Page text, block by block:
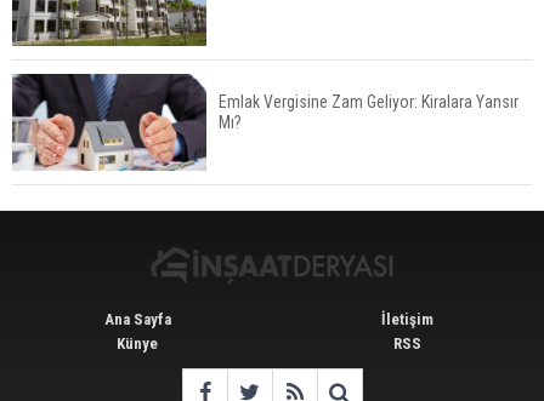
ABD'de Konut Kredisi Faizi Son Bir Yılın En
Yüksek Seviyesinde
TOKİ 51 İlde 540 Konut ve İş Yerini Satışa
Sunuyor
Emlak Vergisine Zam Geliyor: Kiralara Yansır
Mı?
Ana Sayfa
Künye
İletişim
RSS